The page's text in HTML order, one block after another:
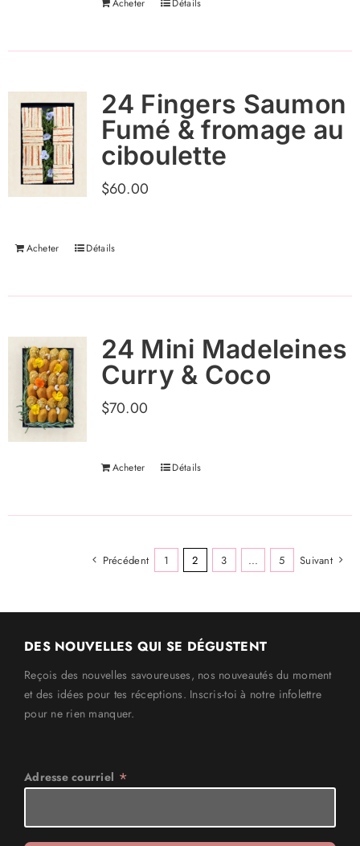
Acheter Détails
24 Fingers Saumon
Fumé & fromage au
ciboulette
$60.00
Acheter Détails
24 Mini Madeleines
Curry & Coco
$70.00
Acheter Détails
Précédent 1 2 3 ... 5 Suivant
DES NOUVELLES QUI SE DÉGUSTENT
Reçois des nouvelles savoureuses, nos nouveautés du moment
et des idées pour tes réceptions. Inscris-toi à notre infolettre
pour ne rien manquer.
Adresse courriel *